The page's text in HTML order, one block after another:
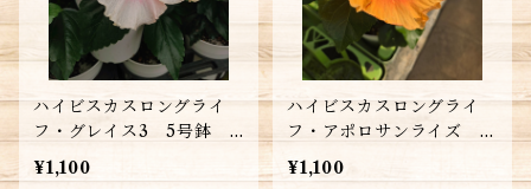
ハイビスカスロングライ
フ・グレイス3 5号鉢
送料別
¥1,100
ハイビスカスロングライ
フ・アポロサンライズ 5
号鉢 送料別
¥1,100